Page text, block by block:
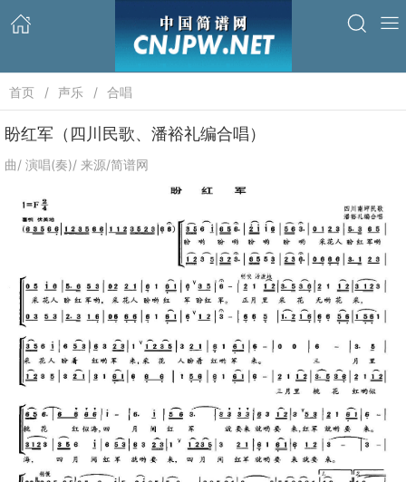
首页 声乐 合唱
盼红军（四川民歌、潘裕礼编合唱）
曲/ 演唱(奏)/ 来源/简谱网